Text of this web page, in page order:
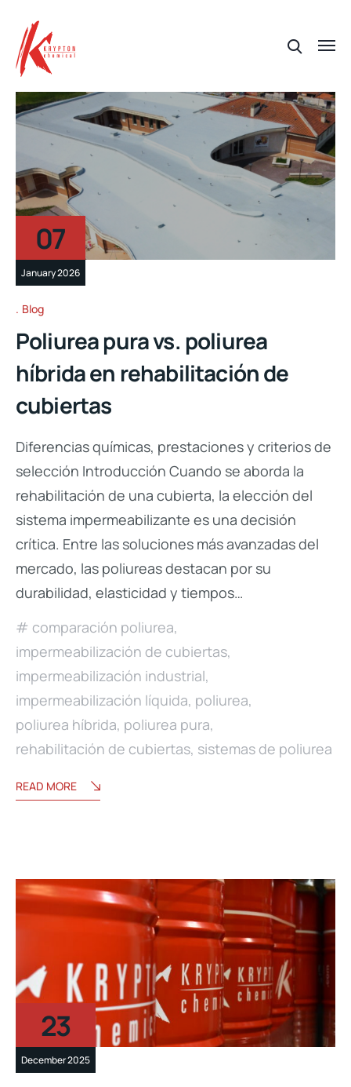
07
January 2026
Blog
Poliurea pura vs. poliurea
híbrida en rehabilitación de
cubiertas
Diferencias químicas, prestaciones y criterios de
selección Introducción Cuando se aborda la
rehabilitación de una cubierta, la elección del
sistema impermeabilizante es una decisión
crítica. Entre las soluciones más avanzadas del
mercado, las poliureas destacan por su
durabilidad, elasticidad y tiempos…
comparación poliurea,
impermeabilización de cubiertas,
impermeabilización industrial,
impermeabilización líquida, poliurea,
poliurea híbrida, poliurea pura,
rehabilitación de cubiertas, sistemas de poliurea
READ MORE
23
December 2025